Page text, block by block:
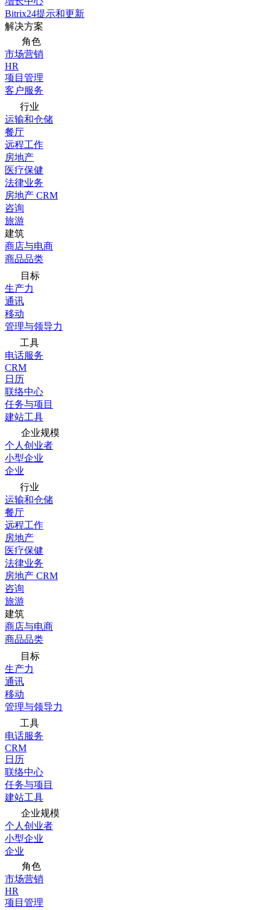
Bitrix24提示和更新
解决方案
角色
市场营销
HR
项目管理
客户服务
行业
运输和仓储
餐厅
远程工作
房地产
医疗保健
法律业务
房地产 CRM
咨询
旅游
建筑
商店与电商
商品品类
目标
生产力
通讯
移动
管理与领导力
工具
电话服务
CRM
日历
联络中心
任务与项目
建站工具
企业规模
个人创业者
小型企业
企业
行业
运输和仓储
餐厅
远程工作
房地产
医疗保健
法律业务
房地产 CRM
咨询
旅游
建筑
商店与电商
商品品类
目标
生产力
通讯
移动
管理与领导力
工具
电话服务
CRM
日历
联络中心
任务与项目
建站工具
企业规模
个人创业者
小型企业
企业
角色
市场营销
HR
项目管理